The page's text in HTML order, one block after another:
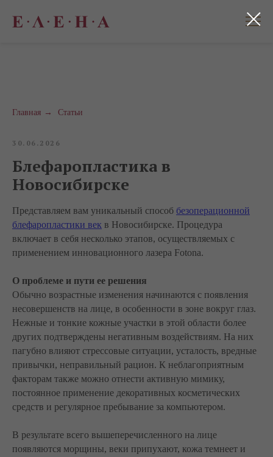
Главная → Статьи
30.06.2026
Блефаропластика в
Новосибирске
Представляем вам уникальный способ безоперационной
блефаропластики век в Новосибирске. Процедура
включает в себя несколько этапов, осуществляемых с
применением инновационного лазера Fotona.
О проблеме и пути ее решения
Обычно возрастные изменения начинаются с появления
несовершенств на лице, в особенности в зоне вокруг глаз.
Нежные и тонкие кожные участки в этой области более
других подтверждены негативным воздействиям. На них
пагубно влияют стрессовые ситуации, усталость, вредные
привычки, неправильный рацион. К неблагоприятным
факторам также можно отнести активную мимику,
постоянное применение декоративных косметических
средств и регулярное пребывание за компьютером.
В результате всего вышеперечисленного на лице
появляются морщины, веки припухают, кожа темнеет и